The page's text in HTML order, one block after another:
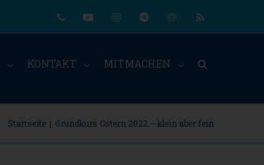
KONTAKT MITMACHEN
Startseite | Grundkurs Ostern 2022 – klein aber fein